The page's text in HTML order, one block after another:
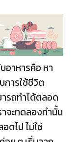
อาหารคือ หา
การใช้ชีวิต
ารถทำได้ตลอด
จะทดลองทำนั้น
ดไป ไม่ใช่